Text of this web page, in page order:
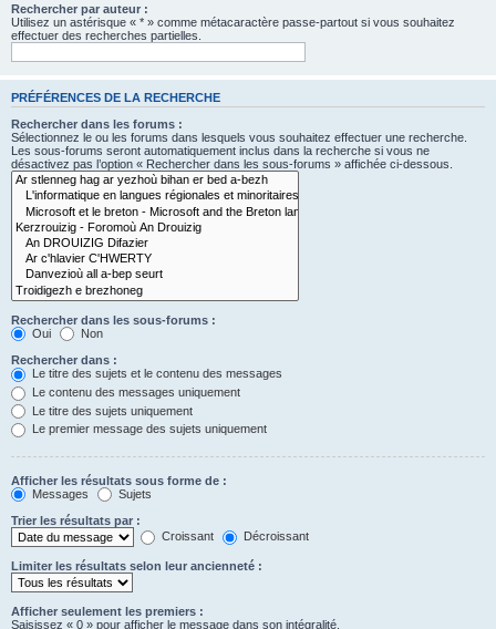
Rechercher par auteur :
Utilisez un astérisque « * » comme métacaractère passe-partout si vous souhaitez
effectuer des recherches partielles.
PRÉFÉRENCES DE LA RECHERCHE
Rechercher dans les forums :
Sélectionnez le ou les forums dans lesquels vous souhaitez effectuer une recherche.
Les sous-forums seront automatiquement inclus dans la recherche si vous ne
désactivez pas l’option « Rechercher dans les sous-forums » affichée ci-dessous.
Rechercher dans les sous-forums :
Oui
Non
Rechercher dans :
Le titre des sujets et le contenu des messages
Le contenu des messages uniquement
Le titre des sujets uniquement
Le premier message des sujets uniquement
Afficher les résultats sous forme de :
Messages
Sujets
Trier les résultats par :
Croissant
Décroissant
Limiter les résultats selon leur ancienneté :
Afficher seulement les premiers :
Saisissez « 0 » pour afficher le message dans son intégralité.